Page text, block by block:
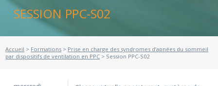
SESSION PPC-S02
Accueil > Formations > Prise en charge des syndromes d’apnées du sommeil
par dispositifs de ventilation en PPC > Session PPC-S02